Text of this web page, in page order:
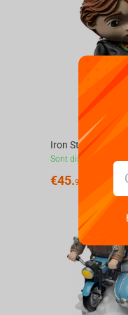
Sont disponibles
€45.99